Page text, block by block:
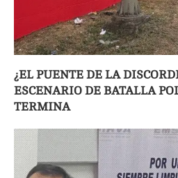
¿EL PUENTE DE LA
ESCENARIO DE BATALLA
TERMINA